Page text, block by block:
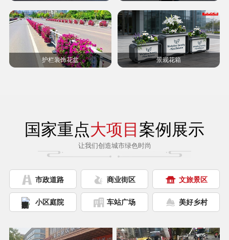
护栏装饰花盆 景观花箱
国家重点大项目 案例展示
让我们创造城市绿色时尚
市政道路 商业街区 文旅景区
小区庭院 车站广场 美好乡村